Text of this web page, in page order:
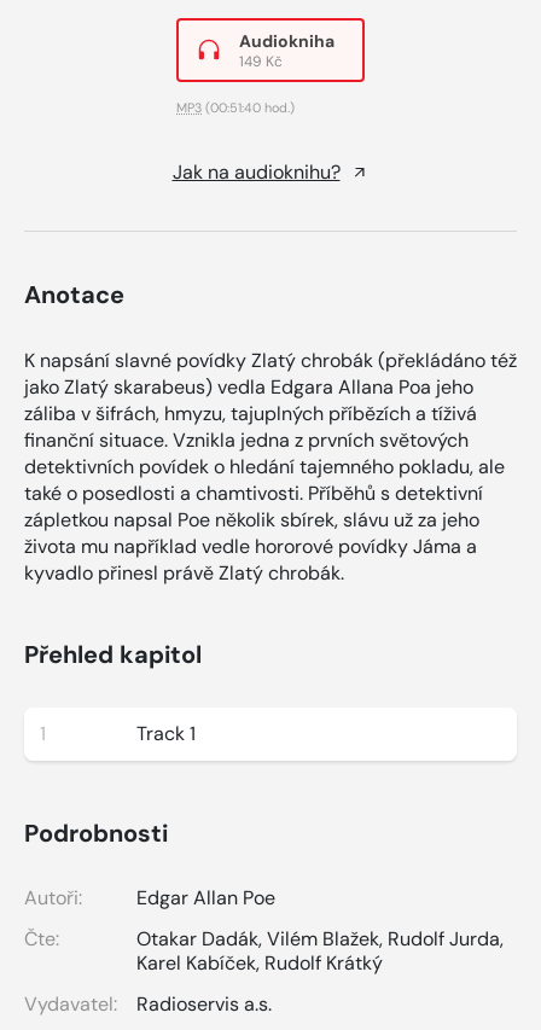
Audiokniha
149 Kč
MP3 (00:51:40 hod.)
Jak na audioknihu?
Anotace
K napsání slavné povídky Zlatý chrobák (překládáno též
jako Zlatý skarabeus) vedla Edgara Allana Poa jeho
záliba v šifrách, hmyzu, tajuplných příbězích a tíživá
finanční situace. Vznikla jedna z prvních světových
detektivních povídek o hledání tajemného pokladu, ale
také o posedlosti a chamtivosti. Příběhů s detektivní
zápletkou napsal Poe několik sbírek, slávu už za jeho
života mu například vedle hororové povídky Jáma a
kyvadlo přinesl právě Zlatý chrobák.
Přehled kapitol
1 Track 1
Podrobnosti
Autoři:
Edgar Allan Poe
Čte:
Otakar Dadák,Vilém Blažek, Rudolf Jurda,
Karel Kabíček, Rudolf Krátký
Vydavatel:
Radioservis a.s.